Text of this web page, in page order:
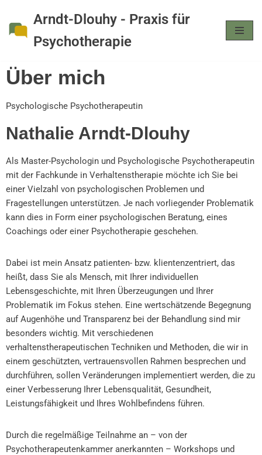
Zum
Arndt-Dlouhy - Praxis für
Psychotherapie
Über mich
Psychologische Psychotherapeutin
Nathalie Arndt-Dlouhy
Als Master-Psychologin und Psychologische Psychotherapeutin
mit der Fachkunde in Verhaltenstherapie möchte ich Sie bei
einer Vielzahl von psychologischen Problemen und
Fragestellungen unterstützen. Je nach vorliegender Problematik
kann dies in Form einer psychologischen Beratung, eines
Coachings oder einer Psychotherapie geschehen.
Dabei ist mein Ansatz patienten- bzw. klientenzentriert, das
heißt, dass Sie als Mensch, mit Ihrer individuellen
Lebensgeschichte, mit Ihren Überzeugungen und Ihrer
Problematik im Fokus stehen. Eine wertschätzende Begegnung
auf Augenhöhe und Transparenz bei der Behandlung sind mir
besonders wichtig. Mit verschiedenen
verhaltenstherapeutischen Techniken und Methoden, die wir in
einem geschützten, vertrauensvollen Rahmen besprechen und
durchführen, sollen Veränderungen implementiert werden, die zu
einer Verbesserung Ihrer Lebensqualität, Gesundheit,
Leistungsfähigkeit und Ihres Wohlbefindens führen.
Durch die regelmäßige Teilnahme an – von der
Psychotherapeutenkammer anerkannten – Workshops und